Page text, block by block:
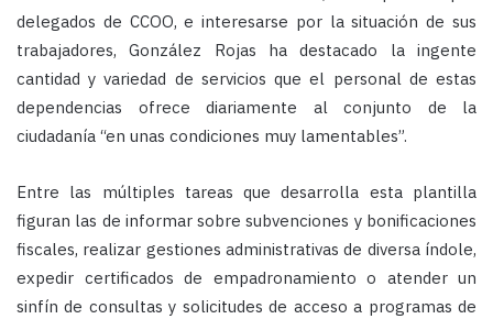
delegados de CCOO, e interesarse por la situación de sus
trabajadores, González Rojas ha destacado la ingente
cantidad y variedad de servicios que el personal de estas
dependencias ofrece diariamente al conjunto de la
ciudadanía “en unas condiciones muy lamentables”.
Entre las múltiples tareas que desarrolla esta plantilla
figuran las de informar sobre subvenciones y bonificaciones
fiscales, realizar gestiones administrativas de diversa índole,
expedir certificados de empadronamiento o atender un
sinfín de consultas y solicitudes de acceso a programas de